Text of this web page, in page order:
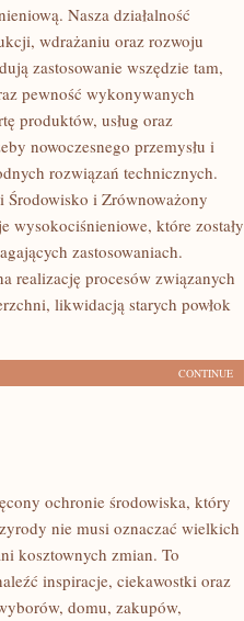
Nasza działalność
wdrażaniu oraz rozwoju
zastosowanie wszędzie tam,
pewność wykonywanych
produktów, usług oraz
nowoczesnego przemysłu i
rozwiązań technicznych.
Środowisko i Zrównoważony
wysokociśnieniowe, które zostały
zastosowaniach.
realizację procesów związanych
likwidacją starych powłok
CONTINUE
ochronie środowiska, który
nie musi oznaczać wielkich
kosztownych zmian. To
inspiracje, ciekawostki oraz
domu, zakupów,